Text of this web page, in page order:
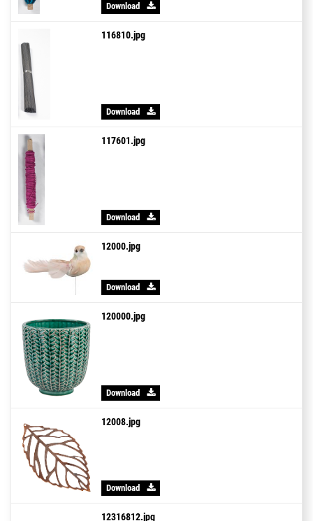
Download
116810.jpg
Download
117601.jpg
Download
12000.jpg
Download
120000.jpg
Download
12008.jpg
Download
12316812.jpg